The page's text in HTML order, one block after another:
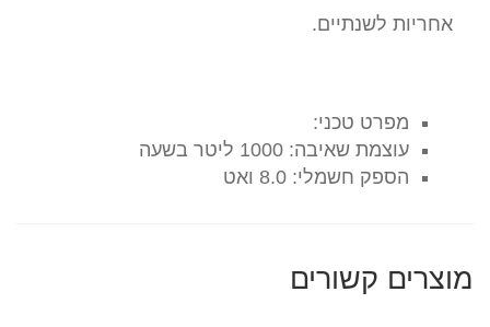
אחריות לשנתיים.
מפרט טכני:
עוצמת שאיבה: 1000 ליטר בשעה
הספק חשמלי: 8.0 ואט
מוצרים קשורים